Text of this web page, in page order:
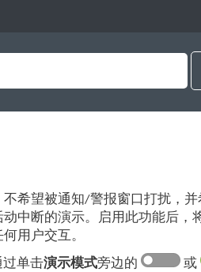
希望被通知/警报窗口打扰，
中断的演示。启用此功能后
用户交互。
过单击演示模式旁边的 或